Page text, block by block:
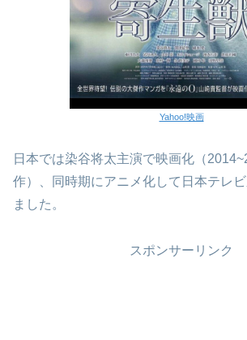
Yahoo!映画
日本では染谷将太主演で映画化（
作）、同時期にアニメ化して日本テレ
ました。
スポンサーリンク